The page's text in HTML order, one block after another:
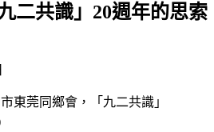
二共識」20週年的思索